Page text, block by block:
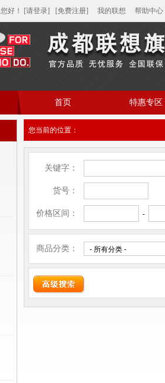
您好 ！ [请登录] [免费注册] 我的联想 帮助中心
首页 特惠专区
帮助中心
您当前的位置：
关键字：
货号：
价格区间： -
商品分类：